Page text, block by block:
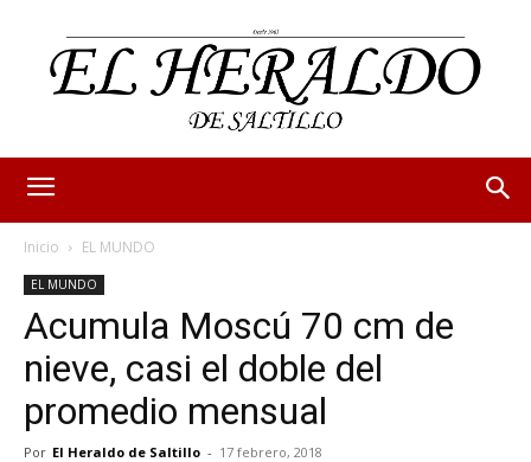
Inicio EL MUNDO
EL MUNDO
Acumula Moscú 70 cm de
nieve, casi el doble del
promedio mensual
Por El Heraldo de Saltillo - 17 febrero, 2018